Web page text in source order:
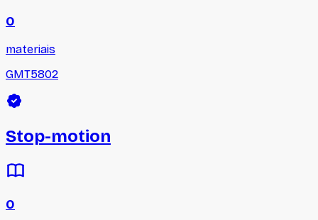
0
materiais
GMT5802
Stop-motion
0